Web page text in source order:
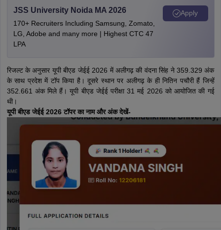
JSS University Noida MA 2026
170+ Recruiters Including Samsung, Zomato,
LG, Adobe and many more | Highest CTC 47
LPA
Apply
रिजल्ट के अनुसार यूपी बीएड जेईई 2026 में अलीगढ़ की वंदना सिंह ने 359.329 अंक
के साथ प्रदेश में टॉप किया है। दूसरे स्थान पर अलीगढ़ के ही नितिन पचौरी हैं जिन्हें
352.661 अंक मिले हैं। यूपी बीएड जेईई परीक्षा 31 मई 2026 को आयोजित की गई
थी।
यूपी बीएड जेईई 2026 टॉपर का नाम और अंक देखें-